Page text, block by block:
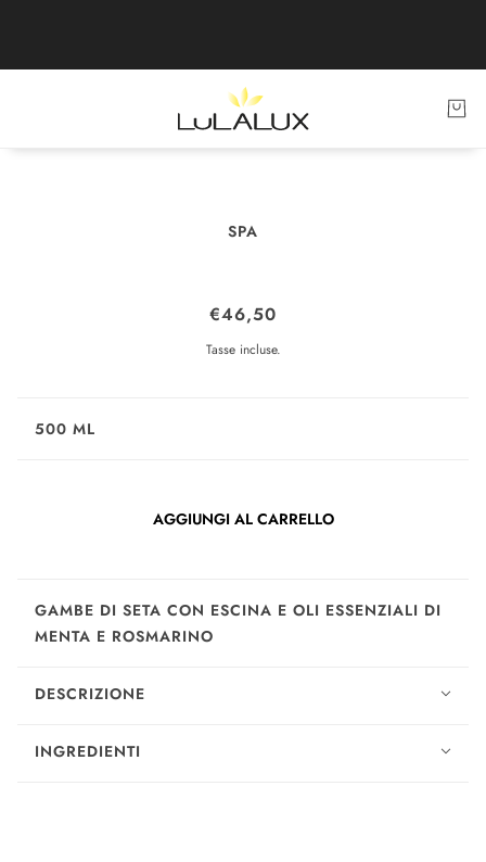
SPA
FLUIDO GAMBE LEGGERE
€46,50
Tasse incluse.
500 ML
AGGIUNGI AL CARRELLO
GAMBE DI SETA CON ESCINA E OLI ESSENZIALI DI
MENTA E ROSMARINO
DESCRIZIONE
INGREDIENTI